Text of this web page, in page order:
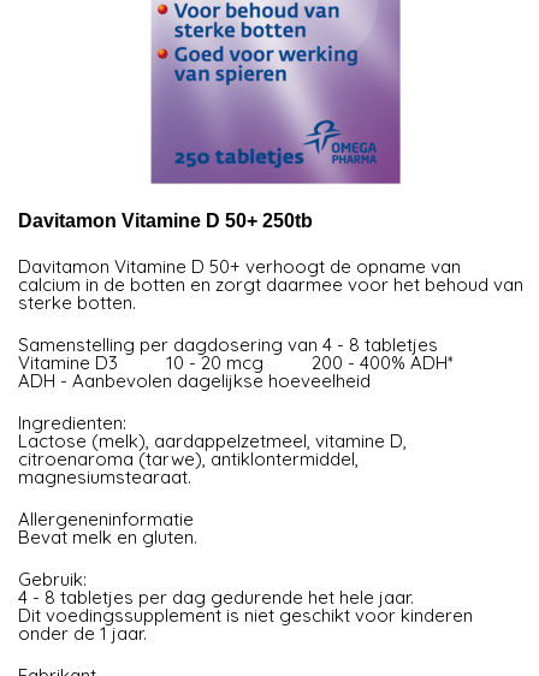
Davitamon Vitamine D 50+ 250tb
Davitamon Vitamine D 50+ verhoogt de opname van
calcium in de botten en zorgt daarmee voor het behoud van
sterke botten.
Samenstelling per dagdosering van 4 - 8 tabletjes
Vitamine D3 10 - 20 mcg 200 - 400% ADH*
ADH - Aanbevolen dagelijkse hoeveelheid
Ingredienten:
Lactose (melk), aardappelzetmeel, vitamine D,
citroenaroma (tarwe), antiklontermiddel,
magnesiumstearaat.
Allergeneninformatie
Bevat melk en gluten.
Gebruik:
4 - 8 tabletjes per dag gedurende het hele jaar.
Dit voedingssupplement is niet geschikt voor kinderen
onder de 1 jaar.